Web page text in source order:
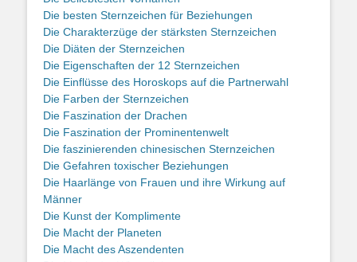
Die besten Sternzeichen für Beziehungen
Die Charakterzüge der stärksten Sternzeichen
Die Diäten der Sternzeichen
Die Eigenschaften der 12 Sternzeichen
Die Einflüsse des Horoskops auf die Partnerwahl
Die Farben der Sternzeichen
Die Faszination der Drachen
Die Faszination der Prominentenwelt
Die faszinierenden chinesischen Sternzeichen
Die Gefahren toxischer Beziehungen
Die Haarlänge von Frauen und ihre Wirkung auf
Männer
Die Kunst der Komplimente
Die Macht der Planeten
Die Macht des Aszendenten